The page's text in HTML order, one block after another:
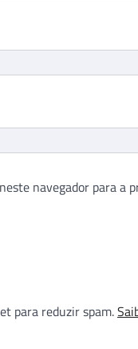
navegador para a
para reduzir spam.